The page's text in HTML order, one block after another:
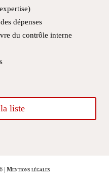
dépenses
du contrôle interne
liste
|Mentions légales